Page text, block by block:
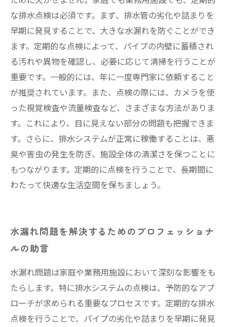
な排水点検は必須です。まず、排水管の劣化や詰まりを
早期に発見することで、大きな水漏れを防ぐことができ
ます。定期的な点検によって、パイプの内壁に蓄積され
る汚れや異物を確認し、必要に応じて清掃を行うことが
重要です。一般的には、年に一度専門家に依頼すること
が推奨されています。また、点検の際には、カメラを使
った視覚検査や流量検査など、さまざまな方法がありま
す。これにより、目に見えない部分の問題も把握できま
す。さらに、排水システムが正常に稼働することは、悪
臭や害虫の発生を防ぎ、施設全体の清潔さを保つことに
もつながります。定期的に点検を行うことで、長期間に
わたって快適な生活空間を保ちましょう。
水漏れ問題を解決するためのプロフェッショナ
ルの助言
水漏れ問題は家庭や業務用施設において深刻な影響をも
たらします。特に排水システムの点検は、予防的なアプ
ローチが求められる重要なプロセスです。定期的な排水
点検を行うことで、パイプの劣化や詰まりを早期に発見